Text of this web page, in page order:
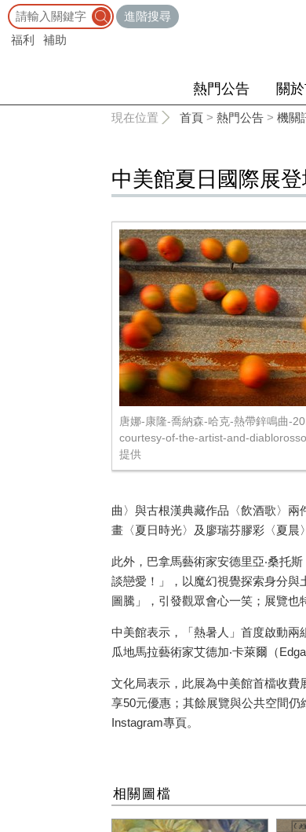
進階搜尋
福利
補助
熱門公告 關
現在位置 首頁 > 熱門公告 > 機關
中美館夏日國際展
唐娜-康隆-喬納森-哈克-熱帶鋅鳴曲-
courtesy-of-the-artist-and-
提供
曲〉與古根漢典藏作品〈飲酒歌〉
畫〈夏日時光〉及廖瑞芬膠彩〈夏晨
此外，巴拿馬藝術家安德里亞‧桑托斯
談戀愛！」，以魔幻視覺探索身分
圖騰」，引發觀眾會心一笑；展覽
中美館表示，「熱暑人」首度啟動兩
瓜地馬拉藝術家艾德加‧卡萊爾（
文化局表示，此展為中美館首檔收費
享50元優惠；其餘展覽與公共空間
Instagram專頁。
相關圖檔